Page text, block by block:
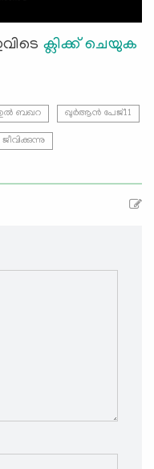
ക്ലിക്ക് ചെയുക
ബഖറ ഖുർആൻ പേജ്11